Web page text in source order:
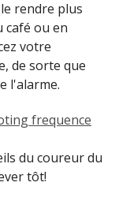
rendre plus
café ou en
votre
de sorte que
l'alarme.
frequence
du coureur du
tôt!